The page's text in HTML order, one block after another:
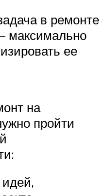
в ремонте
максимально
ее
на
пройти